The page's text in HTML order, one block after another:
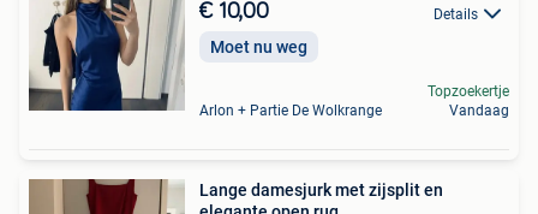
€ 10,00 Details
Moet nu weg
Arlon + Partie De Wolkrange
Topzoekertje
Vandaag
Lange damesjurk met zijsplit en